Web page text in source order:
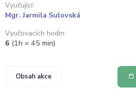
Vyučující:
Mgr. Jarmila Sulovská
Vyučovacích hodin:
6 (1h = 45 min)
Obsah akce